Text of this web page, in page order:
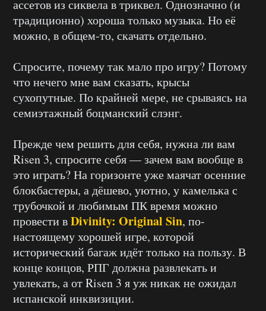
ассетов из сиквела в триквел. Однозначно (и
традиционно) хороша только музыка. Но её
можно, в общем-то, скачать отдельно.
Спросите, почему так мало про игру? Потому
что нечего мне вам сказать, крысы
сухопутные. По крайней мере, не срываясь на
семиэтажный боцманский слэнг.
Прежде чем решить для себя, нужна ли вам
Risen 3, спросите себя — зачем вам вообще в
это играть? На горизонте уже маячат осенние
блокбастеры, а дёшево, уютно, у камелька с
трубочкой и любимым ПК время можно
провести вDivinity: Original Sin, по-
настоящему хорошей игре, которой
исторический багаж идёт только на пользу. В
конце концов, РПГ должна развлекать и
увлекать, а от Risen 3 я уж никак не ожидал
испанской инквизиции.